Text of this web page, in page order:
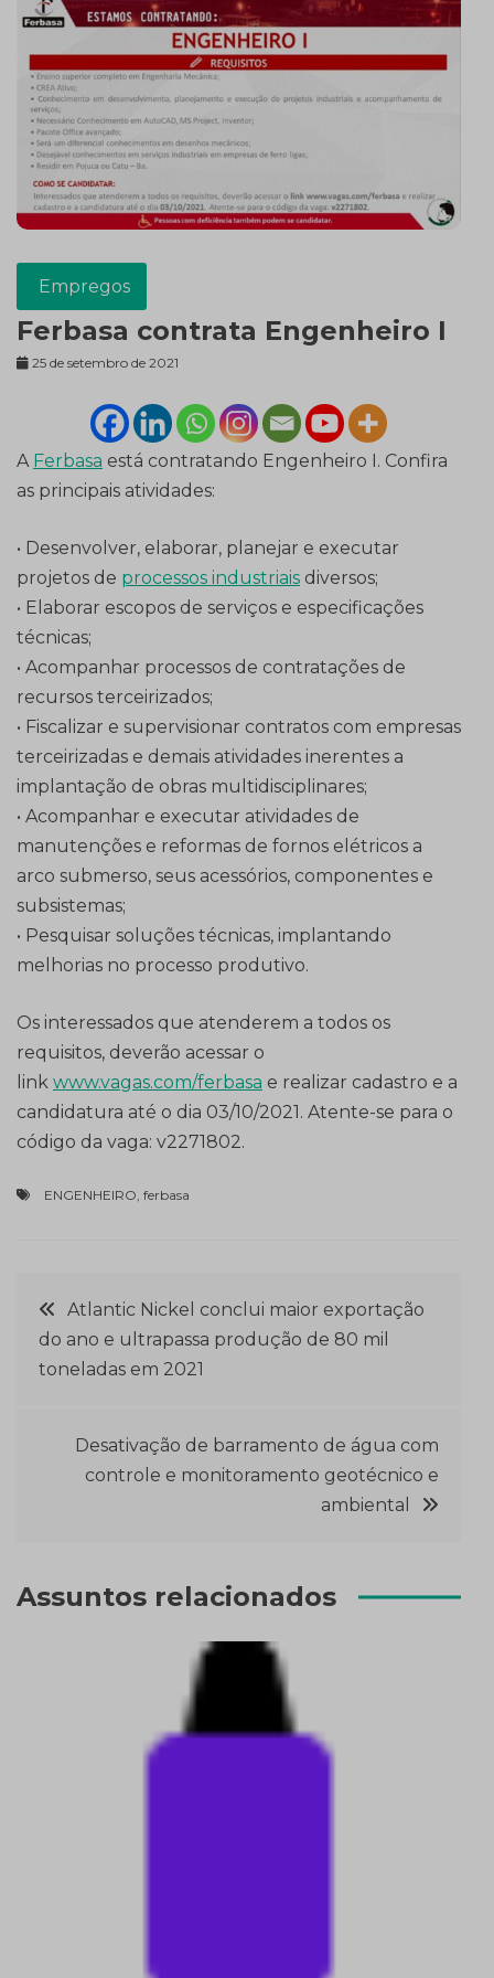
Empregos
Ferbasa contrata Engenheiro I
25 de setembro de 2021
A Ferbasa está contratando Engenheiro I. Confira
as principais atividades:
• Desenvolver, elaborar, planejar e executar
projetos de processos industriais diversos;
• Elaborar escopos de serviços e especificações
técnicas;
• Acompanhar processos de contratações de
recursos terceirizados;
• Fiscalizar e supervisionar contratos com empresas
terceirizadas e demais atividades inerentes a
implantação de obras multidisciplinares;
• Acompanhar e executar atividades de
manutenções e reformas de fornos elétricos a
arco submerso, seus acessórios, componentes e
subsistemas;
• Pesquisar soluções técnicas, implantando
melhorias no processo produtivo.
Os interessados que atenderem a todos os
requisitos, deverão acessar o
link www.vagas.com/ferbasa e realizar cadastro e a
candidatura até o dia 03/10/2021. Atente-se para o
código da vaga: v2271802.
ENGENHEIRO, ferbasa
Navegação
de
Atlantic Nickel conclui maior exportação
do ano e ultrapassa produção de 80 mil
toneladas em 2021
Desativação de barramento de água com
controle e monitoramento geotécnico e
ambiental
Assuntos relacionados